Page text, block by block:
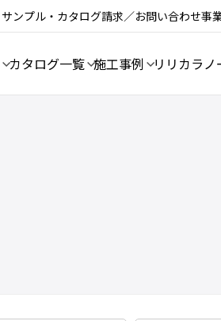
サンプル・カタログ請求／お問い合わせ事
カタログ一覧 施工事例 リリカラノ